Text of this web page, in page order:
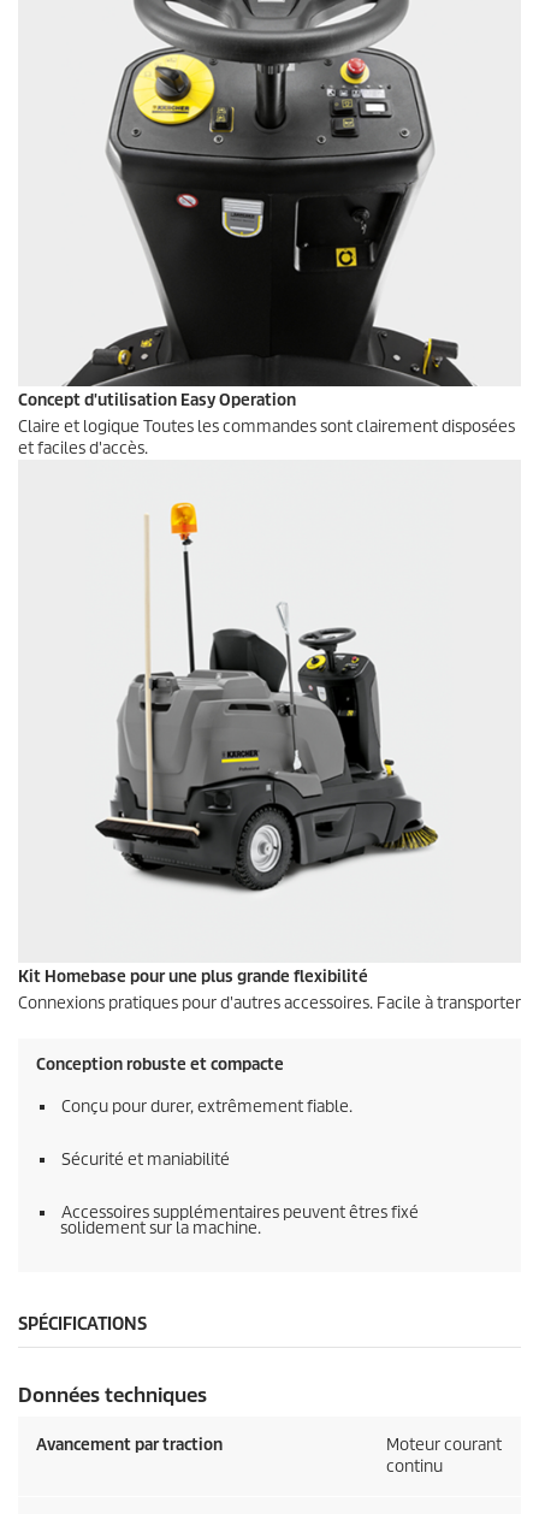
Concept d'utilisation Easy Operation
Claire et logique Toutes les commandes sont clairement disposées
et faciles d'accès.
Kit Homebase pour une plus grande flexibilité
Connexions pratiques pour d'autres accessoires. Facile à transporter
Conception robuste et compacte
Conçu pour durer, extrêmement fiable.
Sécurité et maniabilité
Accessoires supplémentaires peuvent êtres fixé
solidement sur la machine.
SPÉCIFICATIONS
Données techniques
Avancement par traction
Moteur courant
continu